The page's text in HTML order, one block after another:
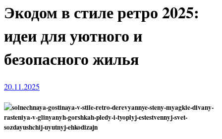
Экодом в стиле ретро 2025:
идеи для уютного и
безопасного жилья
20.11.2025